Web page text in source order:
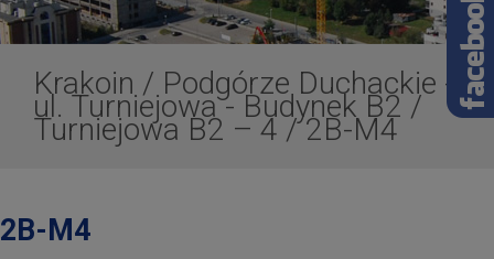
Krakoin / Podgórze Duchackie -
ul. Turniejowa - Budynek B2/
Turniejowa B2 – 4/2B-M4
2B-M4